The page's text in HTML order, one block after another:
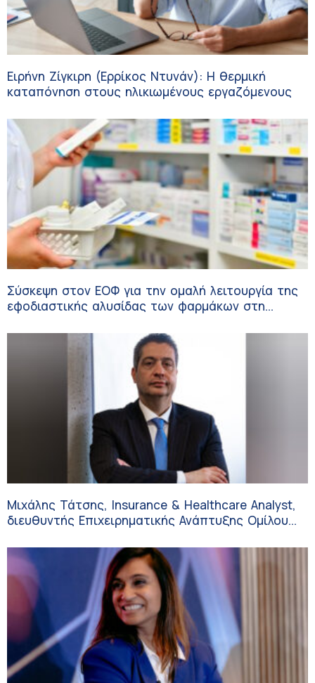
Ειρήνη Ζίγκιρη (Ερρίκος Ντυνάν): H θερμική
καταπόνηση στους ηλικιωμένους εργαζόμενους
Σύσκεψη στον ΕΟΦ για την ομαλή λειτουργία της
εφοδιαστικής αλυσίδας των φαρμάκων στη
Μιχάλης Τάτσης, Insurance & Healthcare Analyst,
διευθυντής Επιχειρηματικής Ανάπτυξης Ομίλου